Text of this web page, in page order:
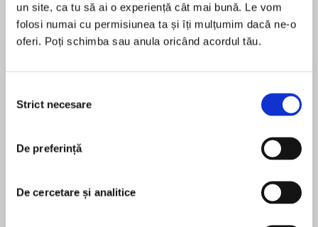
un site, ca tu să ai o experiență cât mai bună. Le vom
folosi numai cu permisiunea ta și îți mulțumim dacă ne-o
oferi. Poți schimba sau anula oricând acordul tău.
consimțământului
Strict necesare
De preferință
De cercetare și analitice
Desprecarte
The audio edition of Nathan W. Pyle’s first
Based on his popular Instagram comics, Nathan
clever book that young and old beings alike will
When the nearest star rises, Lifegiver has an
În acest moment nu există recenzii
Nathan W. Pyle